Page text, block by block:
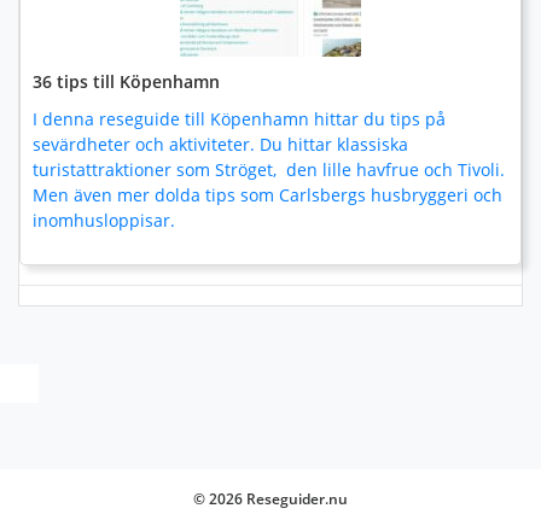
36 tips till Köpenhamn
I denna reseguide till Köpenhamn hittar du tips på
sevärdheter och aktiviteter. Du hittar klassiska
turistattraktioner som Ströget, den lille havfrue och Tivoli.
Men även mer dolda tips som Carlsbergs husbryggeri och
inomhusloppisar.
© 2026 Reseguider.nu